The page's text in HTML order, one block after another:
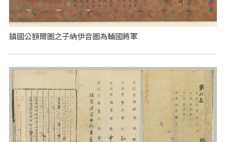
鎮國公額爾圖之子納伊音圖為輔國將軍